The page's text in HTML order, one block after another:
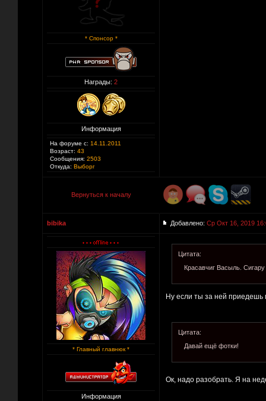
* Спонсор *
Награды: 2
Информация
На форуме с: 14.11.2011
Возраст: 43
Сообщения: 2503
Откуда: Выборг
Вернуться к началу
bibika Добавлено: Ср Окт 16, 2019
* Главный главнюк *
Информация
Цитата:
Красавчиг Васыль.
Ну если ты за ней приедешь
Цитата:
Давай ещё фотки!
Ок, надо разобрать. Я на